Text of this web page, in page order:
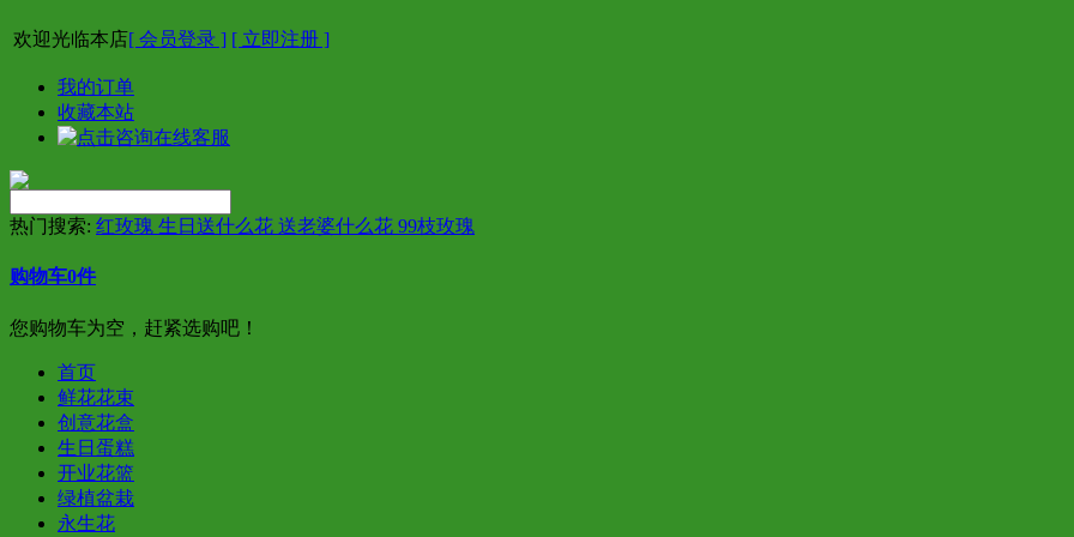
欢迎光临本店[ 会员登录 ] [ 立即注册 ]
我的订单
收藏本站
热门搜索: 红玫瑰 生日送什么花 送老婆什么花 99枝玫瑰
购物车0件
您购物车为空，赶紧选购吧！
首页
鲜花花束
创意花盒
生日蛋糕
开业花篮
绿植盆栽
永生花